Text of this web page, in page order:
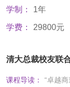
学制： 1年
学费： 29800元
清大总裁校友联
课程导读：
“卓越